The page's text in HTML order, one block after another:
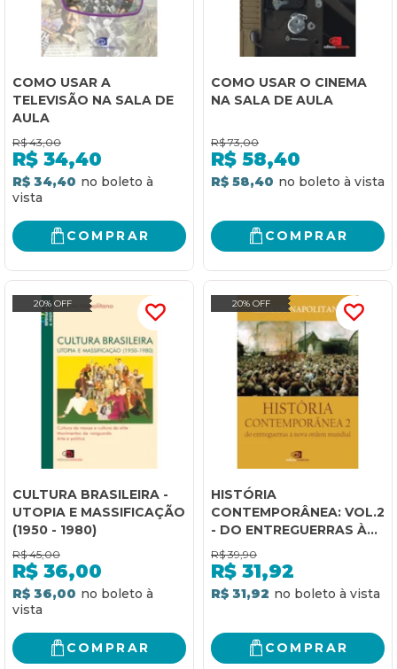
COMO USAR A
TELEVISÃO NA SALA DE
AULA
R$ 43,00
R$ 34,40
R$ 34,40
COMPRAR
COMO USAR O CINEMA
NA SALA DE AULA
R$ 73,00
R$ 58,40
R$ 58,40
COMPRAR
20% OFF
CULTURA BRASILEIRA -
UTOPIA E MASSIFICAÇÃO
(1950 - 1980)
R$ 45,00
R$ 36,00
R$ 36,00
COMPRAR
20% OFF
HISTÓRIA
CONTEMPORÂNEA: VOL.2
- DO ENTREGUERRAS À
NOVA ORDEM MUNDIAL
R$ 39,90
R$ 31,92
R$ 31,92
COMPRAR